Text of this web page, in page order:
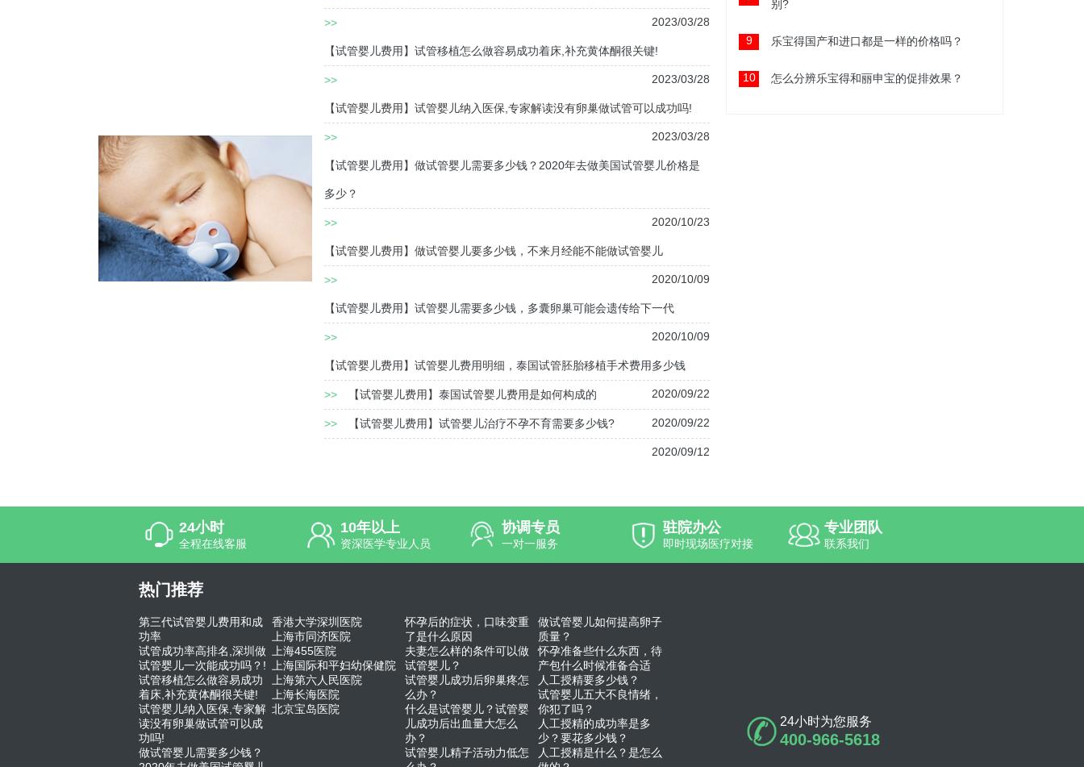
2023/03/28
>>
【试管婴儿费用】试管移植怎么做容易成功着床,补充黄体酮很关键!
2023/03/28
>>
【试管婴儿费用】试管婴儿纳入医保,专家解读没有卵巢做试管可以成功吗!
2023/03/28
>>
【试管婴儿费用】做试管婴儿需要多少钱？2020年去做美国试管婴儿价格是
多少？
2020/10/23
>>
【试管婴儿费用】做试管婴儿要多少钱，不来月经能不能做试管婴儿
2020/10/09
>>
【试管婴儿费用】试管婴儿需要多少钱，多囊卵巢可能会遗传给下一代
2020/10/09
>>
【试管婴儿费用】试管婴儿费用明细，泰国试管胚胎移植手术费用多少钱
2020/09/22
>> 【试管婴儿费用】泰国试管婴儿费用是如何构成的
2020/09/22
>> 【试管婴儿费用】试管婴儿治疗不孕不育需要多少钱?
2020/09/12
别?
9 乐宝得国产和进口都是一样的价格吗？
10 怎么分辨乐宝得和丽申宝的促排效果？
24小时
全程在线客服
10年以上
资深医学专业人员
协调专员
一对一服务
驻院办公
即时现场医疗对接
专业团队
联系我们
热门推荐
第三代试管婴儿费用和成
功率
试管成功率高排名,深圳做
试管婴儿一次能成功吗？!
试管移植怎么做容易成功
着床,补充黄体酮很关键!
试管婴儿纳入医保,专家解
读没有卵巢做试管可以成
功吗!
做试管婴儿需要多少钱？
香港大学深圳医院
上海市同济医院
上海455医院
上海国际和平妇幼保健院
上海第六人民医院
上海长海医院
北京宝岛医院
怀孕后的症状，口味变重
了是什么原因
夫妻怎么样的条件可以做
试管婴儿？
试管婴儿成功后卵巢疼怎
么办？
什么是试管婴儿？试管婴
儿成功后出血量大怎么
办？
试管婴儿精子活动力低怎
做试管婴儿如何提高卵子
质量？
怀孕准备些什么东西，待
产包什么时候准备合适
人工授精要多少钱？
试管婴儿五大不良情绪，
你犯了吗？
人工授精的成功率是多
少？要花多少钱？
人工授精是什么？是怎么
24小时为您服务
400-966-5618